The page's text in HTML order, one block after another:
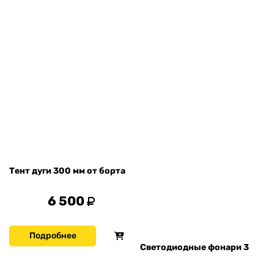
Тент дуги 300 мм от борта
6 500
Подробнее
Светодиодные фонари 3